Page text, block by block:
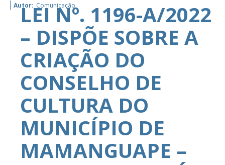
Autor: Comunicação
LEI Nº. 1196-A/2022
– DISPÕE SOBRE A
CRIAÇÃO DO
CONSELHO DE
CULTURA DO
MUNICÍPIO DE
MAMANGUAPE –